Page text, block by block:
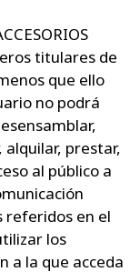
titulares de
que ello
no podrá
prestar,
al público a
referidos en el
los
a la que acceda